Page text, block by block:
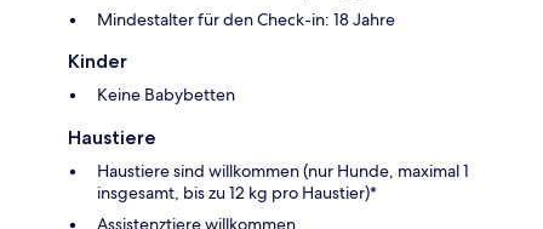
Mindestalter für den Check-in: 18 Jahre
Kinder
Keine Babybetten
Haustiere
Haustiere sind willkommen (nur Hunde, maximal 1
insgesamt, bis zu 12 kg pro Haustier)*
Assistenztiere willkommen